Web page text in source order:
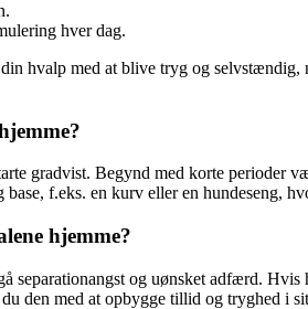
hver dag.
hvalp med at blive tryg og
gradvist. Begynd med korte
f.eks. en kurv eller en hundeseng,
hjemme?
og uønsket adfærd.
den med at opbygge tillid og tryghed i